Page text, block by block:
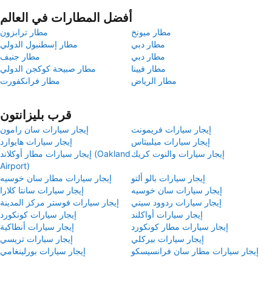
أفضل المطارات في العالم
مطار ترابزون
مطار ميونخ
مطار إسطنبول الدولي
مطار دبي
مطار جنيف
مطار دبي
مطار صبيحة كوكجن الدولي
مطار فيينا
مطار فرانكفورت
مطار الرياض
قرب بليزانتون
إيجار سيارات سان رامون
إيجار سيارات فريمونت
إيجار سيارات هايوارد
إيجار سيارات ميلبيتاس
إيجار سيارات مطار أوكلاند (Oakland
Airport)
إيجار سيارات والنوت كريك
إيجار سيارات مطار سان خوسيه
إيجار سيارات بالو ألتو
إيجار سيارات سانتا كلارا
إيجار سيارات سان خوسيه
إيجار سيارات فوستر مركز المدينة
إيجار سيارات ردوود سيتي
إيجار سيارات كونكورد
إيجار سيارات أواكلند
إيجار سيارات أنطاكية
إيجار سيارات مطار كونكورد
إيجار سيارات تريسي
إيجار سيارات بيركلي
إيجار سيارات بورلينغامي
إيجار سيارات مطار سان فرانسيسكو